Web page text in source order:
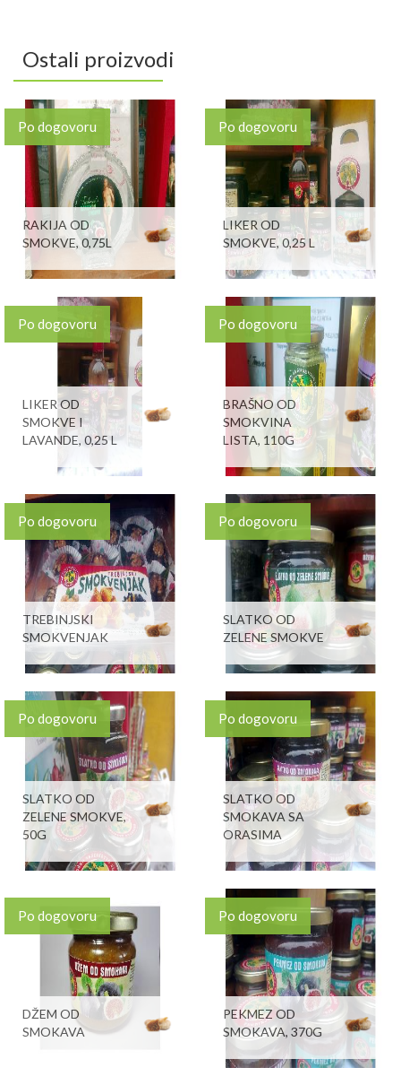
Ostali proizvodi
Po dogovoru
RAKIJA OD
SMOKVE, 0,75L
Po dogovoru
LIKER OD
SMOKVE, 0,25 L
Po dogovoru
LIKER OD
SMOKVE I
LAVANDE, 0,25 L
Po dogovoru
BRAŠNO OD
SMOKVINA
LISTA, 110G
Po dogovoru
TREBINJSKI
SMOKVENJAK
Po dogovoru
SLATKO OD
ZELENE SMOKVE
Po dogovoru
SLATKO OD
ZELENE SMOKVE,
50G
Po dogovoru
SLATKO OD
SMOKAVA SA
ORASIMA
Po dogovoru
DŽEM OD
SMOKAVA
Po dogovoru
PEKMEZ OD
SMOKAVA, 370G